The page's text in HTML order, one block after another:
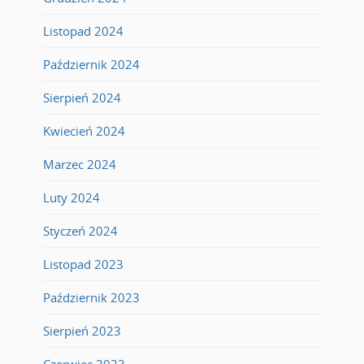
Listopad 2024
Październik 2024
Sierpień 2024
Kwiecień 2024
Marzec 2024
Luty 2024
Styczeń 2024
Listopad 2023
Październik 2023
Sierpień 2023